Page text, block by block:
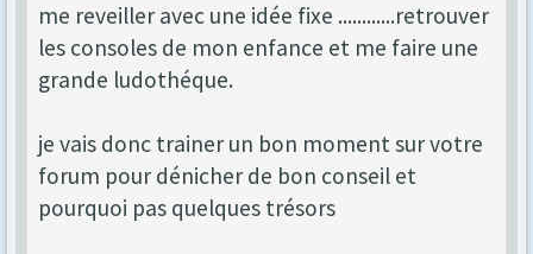
me reveiller avec une idée fixe ............retrouver
les consoles de mon enfance et me faire une
grande ludothéque.
je vais donc trainer un bon moment sur votre
forum pour dénicher de bon conseil et
pourquoi pas quelques trésors